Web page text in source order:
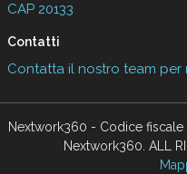
CAP 20133
Contatti
Contatta il nostro team per
Nextwork360 - Codice
Nextwork360. ALL